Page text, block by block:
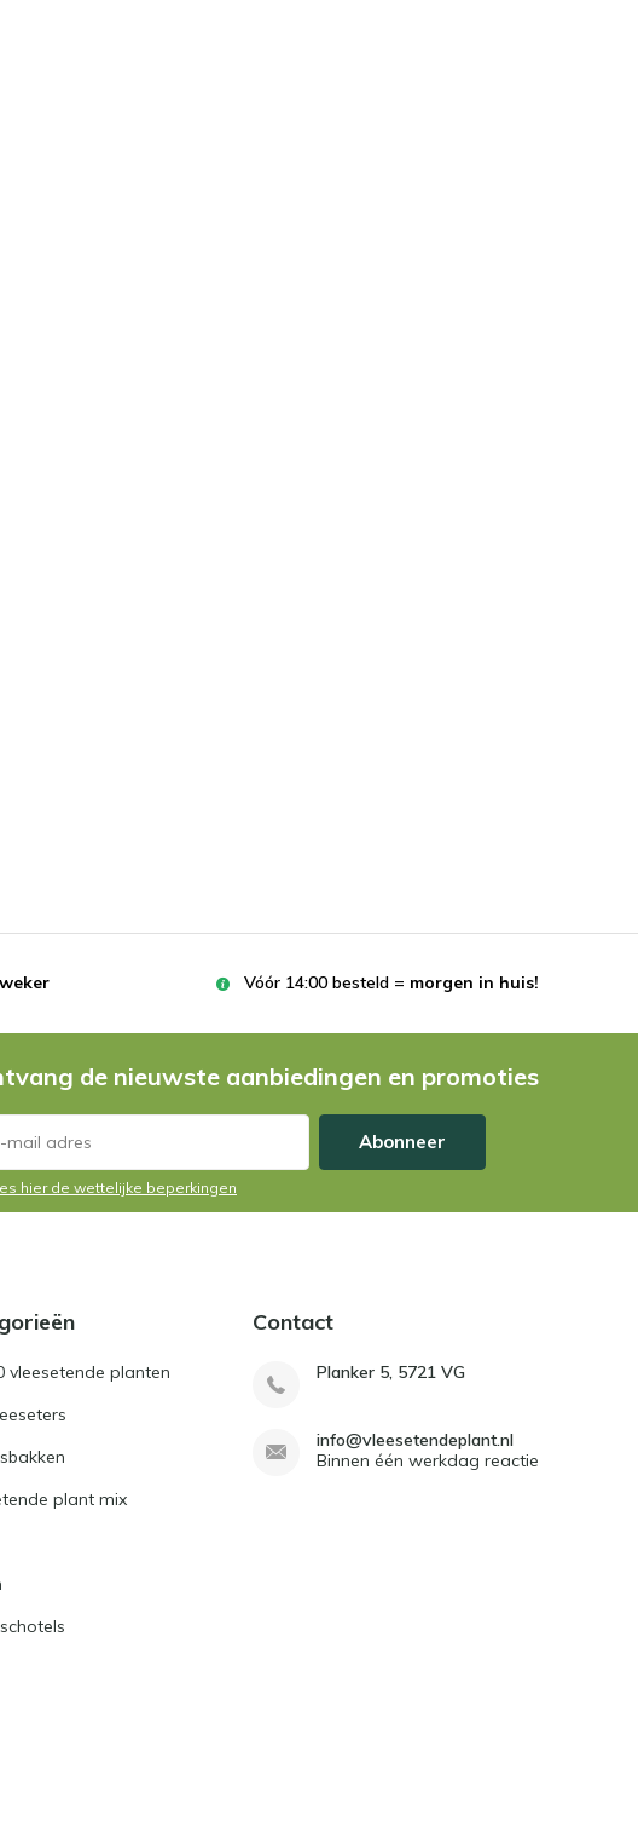
Vóór 14:00 besteld = morgen in huis!
de nieuwste aanbiedingen en promoties
Abonneer
hier de wettelijke beperkingen
vleesetende planten
plant mix
Contact
Planker 5, 5721 VG
info@vleesetendeplant.nl
Binnen één werkdag reactie